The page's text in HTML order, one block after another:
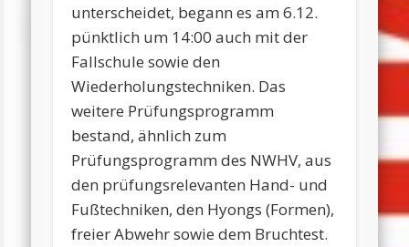
unterscheidet, begann es am 6.12.
pünktlich um 14:00 auch mit der
Fallschule sowie den
Wiederholungstechniken. Das
weitere Prüfungsprogramm
bestand, ähnlich zum
Prüfungsprogramm des NWHV, aus
den prüfungsrelevanten Hand- und
Fußtechniken, den Hyongs (Formen),
freier Abwehr sowie dem Bruchtest.